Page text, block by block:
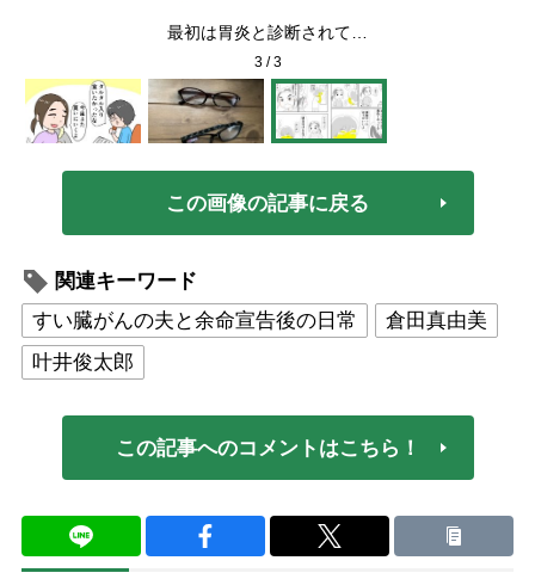
最初は胃炎と診断されて…
3/3
この画像の記事に戻る
関連キーワード
すい臓がんの夫と余命宣告後の日常
倉田真由美
叶井俊太郎
この記事へのコメントはこちら！